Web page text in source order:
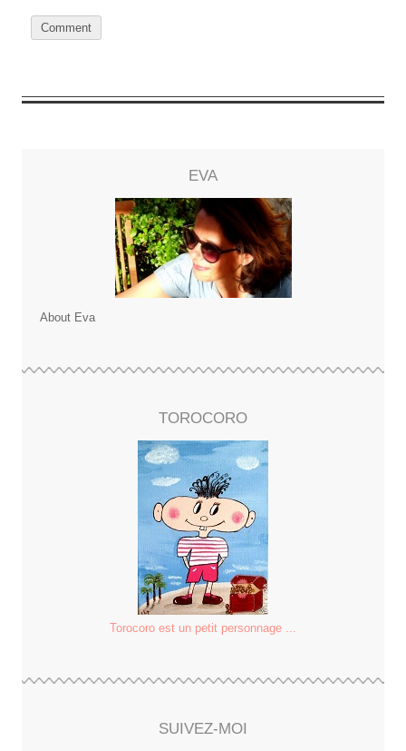
EVA
About Eva
TOROCORO
Torocoro est un petit personnage ...
SUIVEZ-MOI